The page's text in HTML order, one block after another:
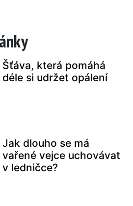
Šťáva, která pomáhá
déle si udržet opálení
Jak dlouho se má
vařené vejce uchovávat
v ledničce?